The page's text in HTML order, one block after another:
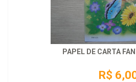
PAPEL DE CARTA
R$